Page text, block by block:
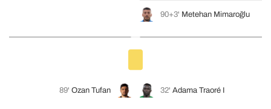
90+3' Metehan Mimaroğlu
89' Ozan Tufan 32' Adama Traoré I